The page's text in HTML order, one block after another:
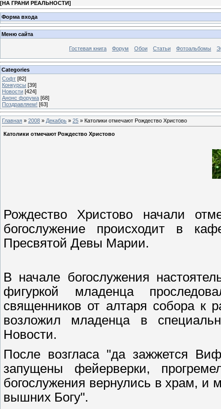
[НА ГРАНИ РЕАЛЬНОСТИ]
Форма входа
Меню сайта
Гостевая книга Форум Обои Статьи Фотоальбомы
Categories
Софт [82]
Конкурсы [39]
Новости [424]
Анонс форума [68]
Поздравляем! [63]
Главная » 2008 » Декабрь » 25 » Католики отмечают Рождество Христово
Католики отмечают Рождество Христово
Рождество Христово начали
богослужение происходит в
Пресвятой Девы Марии.
В начале богослужения
фигуркой младенца
священников от алтаря собора к
возложил младенца в
Новости.
После возгласа "да зажжется
запущены фейерверки,
богослужения вернулись в храм, и
вышних Богу".